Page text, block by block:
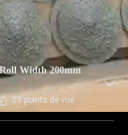
Width 200mm
23 points de vue